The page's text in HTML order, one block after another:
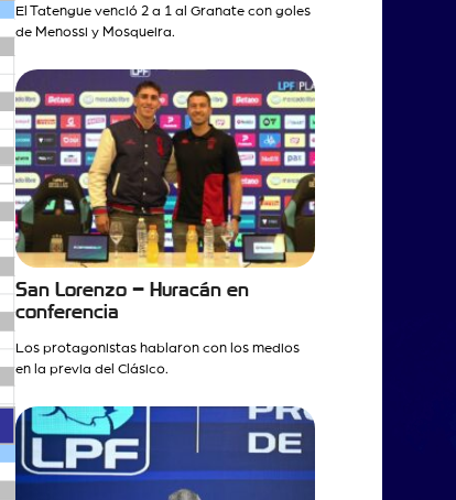
El Tatengue venció 2 a 1 al Granate con goles
de Menossi y Mosqueira.
San Lorenzo – Huracán en
conferencia
Los protagonistas hablaron con los medios
en la previa del Clásico.